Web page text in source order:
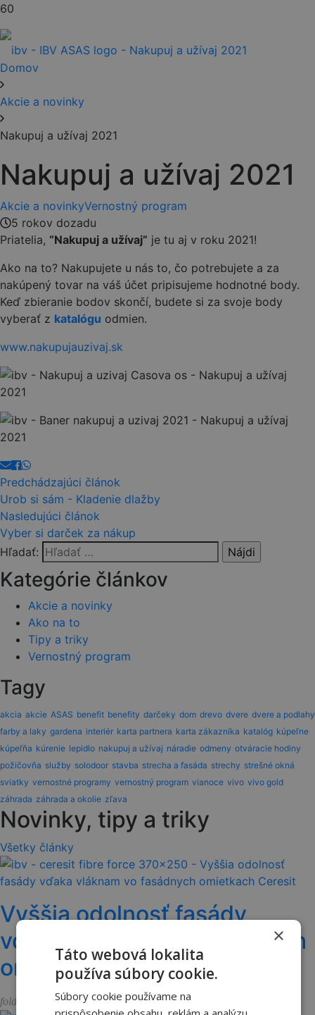
Domov
Akcie a novinky
Nakupuj a užívaj 2021
Nakupuj a užívaj 2021
Akcie a novinkyVernostný program
5 rokov dozadu
Priatelia, “Nakupuj a užívaj” je tu aj v roku 2021!
Ako na to? Nakupujete u nás to, čo potrebujete a za
nakúpený tovar na váš účet pripisujeme hodnotné body.
Keď zbieranie bodov skončí, budete si za svoje body
vyberať z katalógu odmien.
www.nakupujauzivaj.sk
Predchádzajúci článok
Urob si sám - Kladenie dlažby
Nasledujúci článok
Vyber si darček za nákup
Hľadať:
Kategórie článkov
Akcie a novinky
Ako na to
Tipy a triky
Vernostný program
Tagy
akcia akcie ASAS benefit benefity darčeky dom drevo dvere dvere a podlahy
farby a laky gardena interiér karta partnera karta zákazníka katalóg kúpeľne
kúpeľňa kúrenie lepidlo nakupuj a užívaj náradie odmeny otváracie hodiny
požičovňa služby solodoor stavba strecha a fasáda strechy strešné okná
sviatky vernostné programy vernostný program vianoce vivo vivo gold
záhrada záhrada a okolie zľava
Novinky, tipy a triky
Všetky články
Vyššia odolnosť fasády
vďaka vláknam vo fasádnych
omietkach Ceresit
folder_open Akcie a novinky
×
Táto webová lokalita
používa súbory cookie.
Súbory cookie používame na